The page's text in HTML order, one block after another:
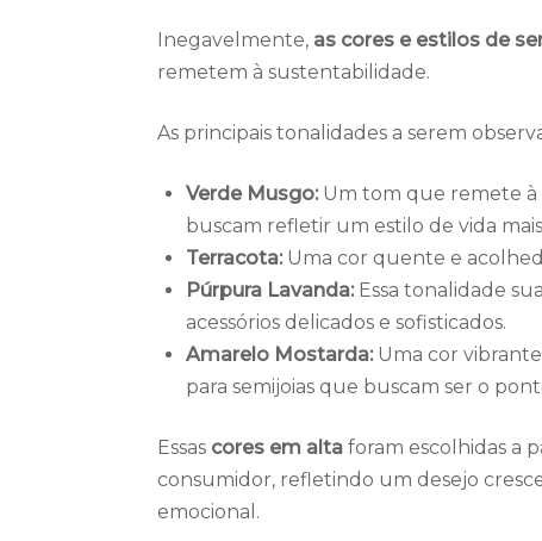
Inegavelmente, as cores e estilos de
remetem à sustentabilidade.
As principais tonalidades a serem
Verde Musgo:Um tom que remete à
buscam refletir um estilo de vida
Terracota:Uma cor quente e
Púrpura Lavanda:Essa tonalidade
acessórios delicados e sofisticados.
Amarelo Mostarda:Uma cor
para semijoias que buscam ser o
Essas cores em alta foram escolhidas a
consumidor, refletindo um desejo
emocional.